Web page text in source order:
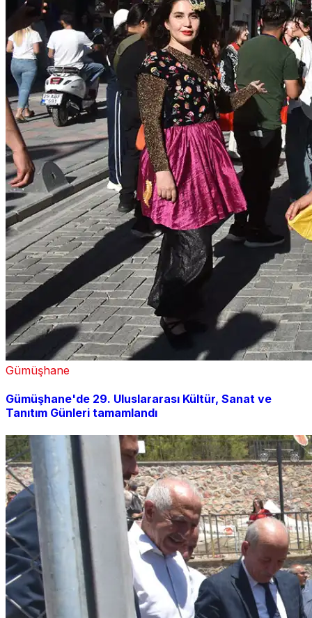
Gümüşhane
Gümüşhane'de 29. Uluslararası Kültür, Sanat ve
Tanıtım Günleri tamamlandı